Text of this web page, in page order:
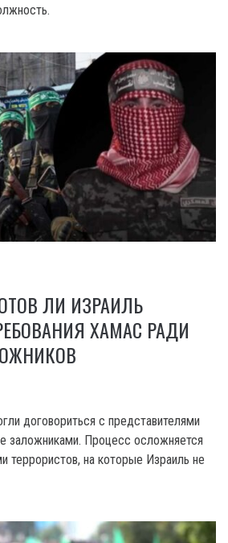
ЛИ ИЗРАИЛЬ
ХАМАС РАДИ
договориться с представителями
заложниками. Процесс осложняется
террористов, на которые Израиль не